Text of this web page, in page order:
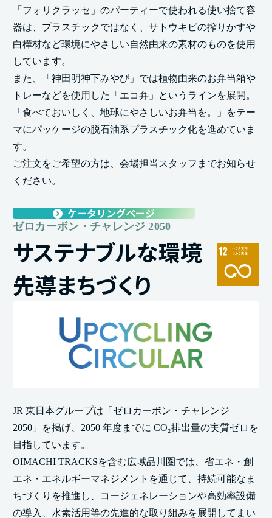
「フォリクラッセ」のパーティーで使われる使い捨て容
器は、プラスチックではなく、サトウキビの搾りかすや
白樺材など環境にやさしい自然由来の素材のものを使用
しています。
また、「神田明神下みやび」では植物由来のお弁当箱や
トレーなどを使用した「エコ弁」というラインを展開。
「食べておいしく、地球にやさしいお弁当を。」をテー
マにパッケージの脱石油系プラスチック化を進めていま
す。
ご注文をご希望の方は、会場担当スタッフまでお知らせ
ください。
ケータリングページ
ゼロカーボン・チャレンジ 2050
サステナブルな環境
先導まちづくり
JR 東日本グループは「ゼロカーボン・チャレンジ
2050」を掲げ、2050 年度までに CO₂排出量の実質ゼロを
目指しています。
OIMACHI TRACKSを含む広域品川圏では、省エネ・創
エネ・エネルギーマネジメントを通じて、持続可能なま
ちづくりを推進し、コージェネレーションや高効率設備
の導入、水素活用等の先進的な取り組みを展開してまい